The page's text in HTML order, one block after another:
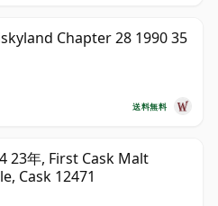
Chapter 28 1990 35
送料無料
23年, First Cask Malt
Cask 12471